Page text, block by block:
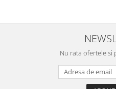
Nu rata ofertele